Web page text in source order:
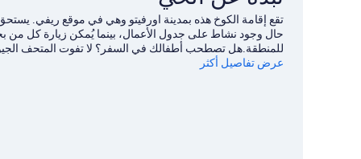
حال وجود نشاط على جدول الأعمال، بينما يُمكن زيارة كل من
وإمكانية ركوب القوارب السريعة في مكان قريب فرصًا رائعة
عرض تفاصيل أكثر